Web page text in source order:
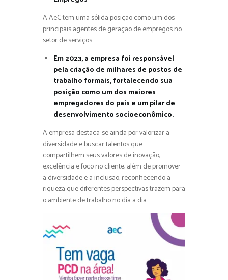
A AeC tem uma sólida posição como um dos
principais agentes de geração de empregos no
setor de serviços.
Em 2023, a empresa foi responsável
pela criação de milhares de postos de
trabalho formais, fortalecendo sua
posição como um dos maiores
empregadores do país e um pilar de
desenvolvimento socioeconômico.
A empresa destaca-se ainda por valorizar a
diversidade e buscar talentos que
compartilhem seus valores de inovação,
excelência e foco no cliente, além de promover
a diversidade e a inclusão, reconhecendo a
riqueza que diferentes perspectivas trazem para
o ambiente de trabalho no dia a dia.